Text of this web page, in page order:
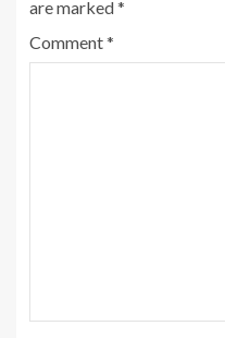
are marked*
Comment*